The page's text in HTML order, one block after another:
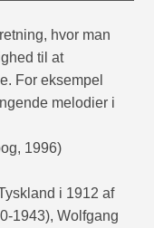
hvor man
til at
For eksempel
melodier i
1996)
i 1912 af
1943), Wolfgang